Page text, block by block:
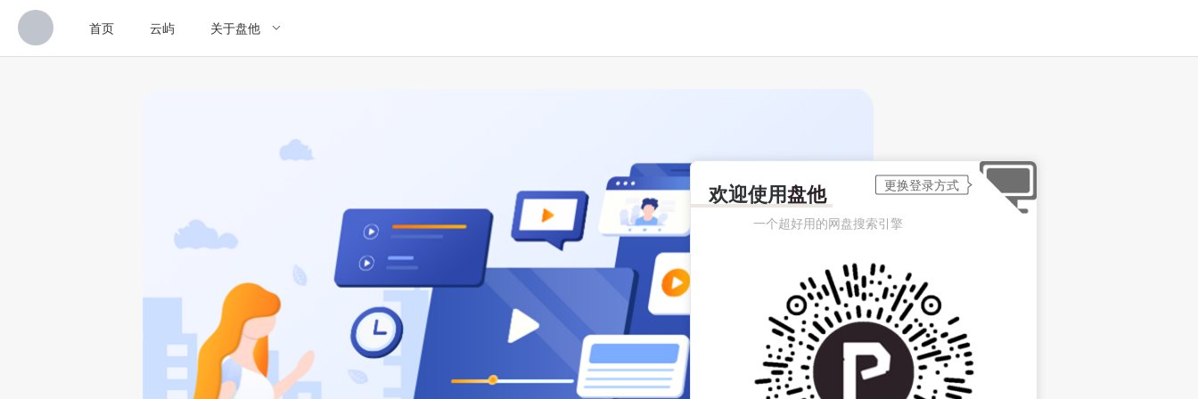
首页 云屿 关于盘他
欢迎使用盘他
一个超好用的网盘搜索引擎